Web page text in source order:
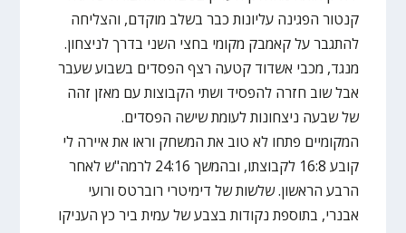
קנטור הפגינה עליונות כבר בשלב מוקדם, והצליחה
להתגבר על קאמבק מקומי בחצי השני בדרך לניצחון.
מנגד, מכבי אשדוד קטעה רצף הפסדים בשבוע שעבר
אבל שוב חזרה להפסיד ושתי הקבוצות עם מאזן זהה
של שבעה ניצחונות לעומת שישה הפסדים.
המקומיים פתחו לא טוב את המשחק וראו את איירה לי
קובע 16:8 לקבוצתו, ובהמשך 24:16 לרמה"ש לאחר
הרבע הראשון. שלשות של דימיטרי רוברטס ורועי
אבנרי, בתוספת נקודות בצבע של עמית ביר כץ העניקו